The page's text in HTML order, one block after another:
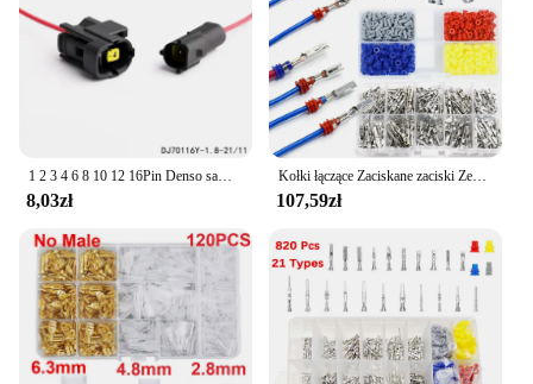
1 2 3 4 6 8 10 12 16Pin Denso samochodowe zamknięte do ciężarówek gniazdo wtyczka z czujnikiem tlenu wodoodporna elektryczny wiązka przewodów z kablem
8,03zł
Kołki łączące Zaciskane zaciski Zestaw samochodowy Elektryczny 1/1,5/1,8/2,2/2,8/3,5 mm Zdejmowanie przewodów Atv Nieizolowana wtyczka męska żeńska
107,59zł